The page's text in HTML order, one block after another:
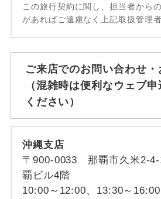
この旅行契約に関し、担当者から
があればご遠慮なく上記取扱管理
ご来店でのお問い合わせ・
（混雑時は便利なウェブ
ください）
沖縄支店
〒900-0033 那覇市久米2-
覇ビル4階
10:00～12:00、13:30～